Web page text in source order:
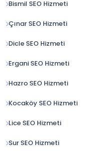
Bismil SEO Hizmeti
Çınar SEO Hizmeti
Dicle SEO Hizmeti
Ergani SEO Hizmeti
Hazro SEO Hizmeti
Kocaköy SEO Hizmeti
Lice SEO Hizmeti
Sur SEO Hizmeti